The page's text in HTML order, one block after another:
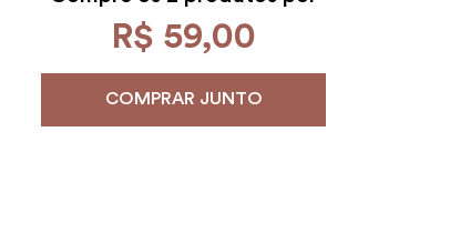
R$ 59,00
COMPRAR JUNTO